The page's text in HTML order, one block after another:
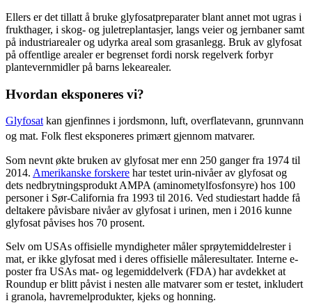
Ellers er det tillatt å bruke glyfosatpreparater blant annet mot ugras i
frukthager, i skog- og juletreplantasjer, langs veier og jernbaner samt
på industriarealer og udyrka areal som grasanlegg. Bruk av glyfosat
på offentlige arealer er begrenset fordi norsk regelverk forbyr
plantevernmidler på barns lekearealer.
Hvordan eksponeres vi?
Glyfosat kan gjenfinnes i jordsmonn, luft, overflatevann, grunnvann
og mat. Folk flest eksponeres primært gjennom matvarer.
Som nevnt økte bruken av glyfosat mer enn 250 ganger fra 1974 til
2014. Amerikanske forskere har testet urin-nivåer av glyfosat og
dets nedbrytningsprodukt AMPA (aminometylfosfonsyre) hos 100
personer i Sør-California fra 1993 til 2016. Ved studiestart hadde få
deltakere påvisbare nivåer av glyfosat i urinen, men i 2016 kunne
glyfosat påvises hos 70 prosent.
Selv om USAs offisielle myndigheter måler sprøytemiddelrester i
mat, er ikke glyfosat med i deres offisielle måleresultater. Interne e-
poster fra USAs mat- og legemiddelverk (FDA) har avdekket at
Roundup er blitt påvist i nesten alle matvarer som er testet, inkludert
i granola, havremelprodukter, kjeks og honning.